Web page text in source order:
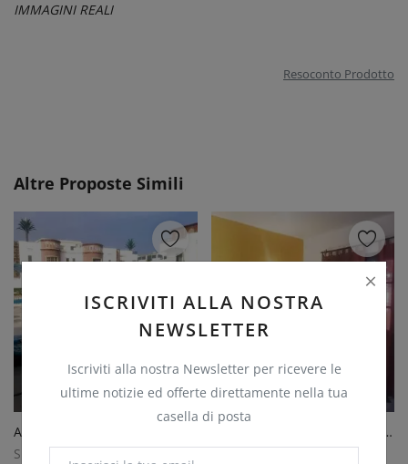
ISCRIVITI ALLA NOSTRA
NEWSLETTER
Iscriviti alla nostra Newsletter per ricevere le
ultime notizie ed offerte direttamente nella tua
casella di posta
IMMAGINI REALI
Resoconto Prodotto
Altre Proposte Simili
SharmBusiness
APPARTAMENTO 60 MQ DELTA SHARM